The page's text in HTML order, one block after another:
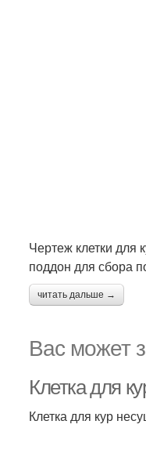
Чертеж клетки
поддон для сбора
читать дальше →
Вас может
Клетка для
Клетка для кур